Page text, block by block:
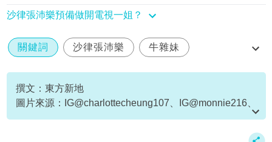
沙律張沛樂預備做開電視一姐？
關鍵詞 沙律張沛樂 牛雜妹
李亦喬
香港開電視
撰文：東方新地
圖片來源：IG@charlottecheung107、IG@monnie216、
新傳媒資料庫、《東張西望》截圖